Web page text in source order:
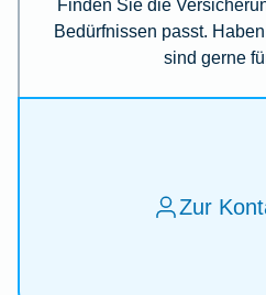
Bedürfnissen passt.
sind gerne
Zur